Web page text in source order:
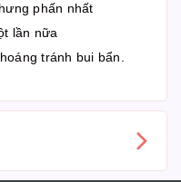
phấn nhất
lần nữa
tránh bui bẩn.